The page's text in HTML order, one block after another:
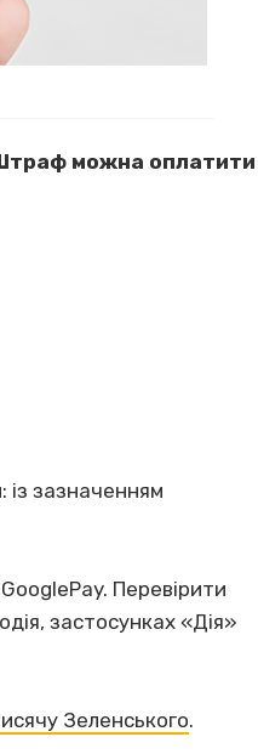
можна оплатити
зазначенням
Перевірити
застосунках «Дія»
Зеленського.